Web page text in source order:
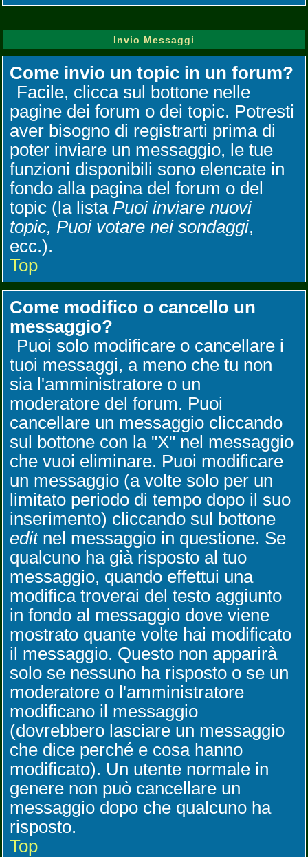
Invio Messaggi
Come invio un topic in un forum?
Facile, clicca sul bottone nelle
pagine dei forum o dei topic. Potresti
aver bisogno di registrarti prima di
poter inviare un messaggio, le tue
funzioni disponibili sono elencate in
fondo alla pagina del forum o del
topic (la lista Puoi inviare nuovi
topic, Puoi votare nei sondaggi,
ecc.).
Top
Come modifico o cancello un
messaggio?
Puoi solo modificare o cancellare i
tuoi messaggi, a meno che tu non
sia l'amministratore o un
moderatore del forum. Puoi
cancellare un messaggio cliccando
sul bottone con la "X" nel messaggio
che vuoi eliminare. Puoi modificare
un messaggio (a volte solo per un
limitato periodo di tempo dopo il suo
inserimento) cliccando sul bottone
editnel messaggio in questione. Se
qualcuno ha già risposto al tuo
messaggio, quando effettui una
modifica troverai del testo aggiunto
in fondo al messaggio dove viene
mostrato quante volte hai modificato
il messaggio. Questo non apparirà
solo se nessuno ha risposto o se un
moderatore o l'amministratore
modificano il messaggio
(dovrebbero lasciare un messaggio
che dice perché e cosa hanno
modificato). Un utente normale in
genere non può cancellare un
messaggio dopo che qualcuno ha
risposto.
Top